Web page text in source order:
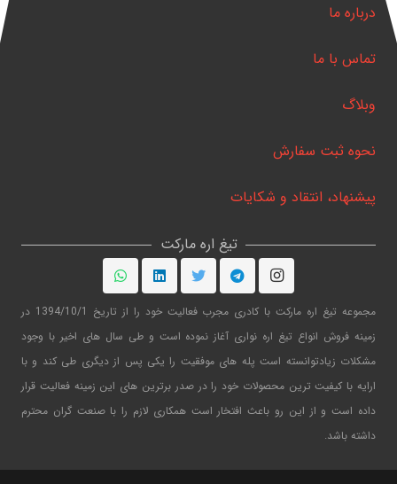
درباره ما
تماس با ما
وبلاگ
نحوه ثبت سفارش
پیشنهاد، انتقاد و شکایات
تیغ اره مارکت
مجموعه تیغ اره مارکت با کادری مجرب فعالیت خود را از تاریخ 1394/10/1 در
زمینه فروش انواع تیغ اره نواری آغاز نموده است و طی سال های اخیر با وجود
مشکلات زیادتوانسته است پله های موفقیت را یکی پس از دیگری طی کند و با
ارایه با کیفیت ترین محصولات خود را در صدر برترین های این زمینه فعالیت قرار
داده است و از این رو باعث افتخار است همکاری لازم را با صنعت گران محترم
داشته باشد.